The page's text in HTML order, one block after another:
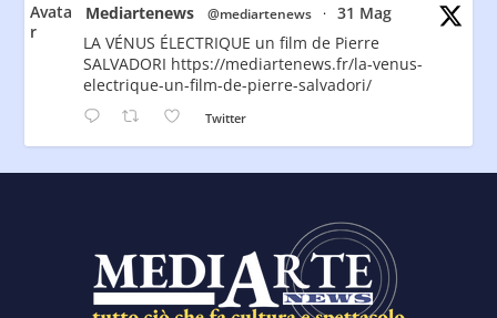
Avata
r
Mediartenews @mediartenews ·
31 Mag
LA VÉNUS ÉLECTRIQUE un film de Pierre
SALVADORI https://mediartenews.fr/la-venus-
electrique-un-film-de-pierre-salvadori/
Twitter